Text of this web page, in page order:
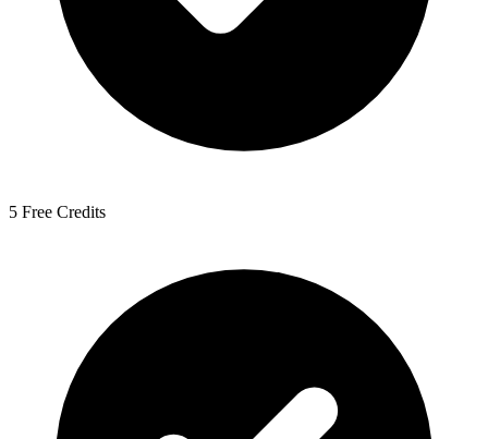
5 Free Credits